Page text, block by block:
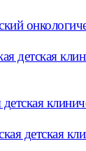
детская
детская